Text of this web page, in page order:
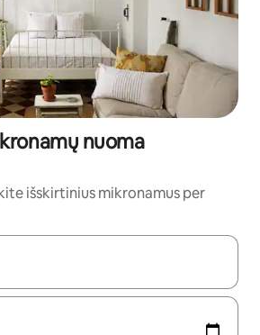
nuoma
išskirtinius mikronamus per
rezultatai, juos naršyti galite